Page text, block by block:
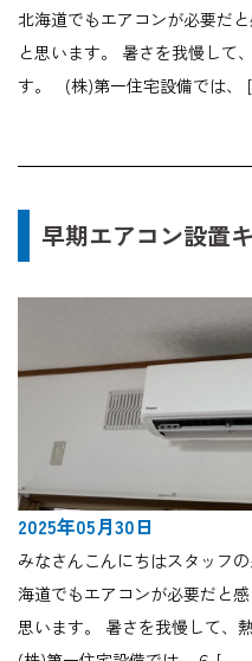
北海道でもエアコンが必要だ
と思います。 暑さを我慢して
す。 (株)第一住宅設備では、
早期エアコン設置
2025年05月30日
みなさんこんにちはスタッフ
海道でもエアコンが必要だと
思います。 暑さを我慢して、